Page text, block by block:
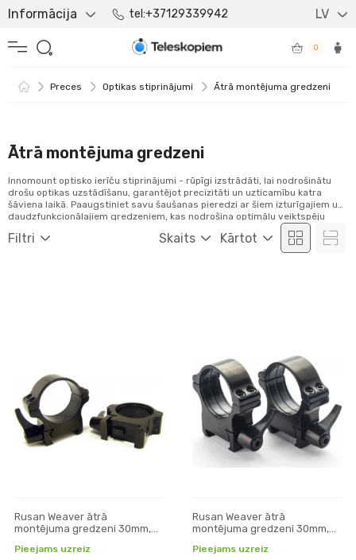
Informācija tel:+37129339942 LV
0
Preces Optikas stiprinājumi Ātrā montējuma gredzeni
Ātrā montējuma gredzeni
Filtri Skaits Kārtot
Innomount optisko ierīču stiprinājumi - rūpīgi izstrādāti, lai nodrošinātu
drošu optikas uzstādīšanu, garantējot precizitāti un uzticamību katra
šāviena laikā. Paaugstiniet savu šaušanas pieredzi ar šiem izturīgajiem un
daudzfunkcionālajiem gredzeniem, kas nodrošina optimālu veiktspēju
Rusan Weaver ātrā
montējuma gredzeni 30mm,
Pieejams uzreiz
Rusan Weaver ātrā
montējuma gredzeni 30mm,
Pieejams uzreiz